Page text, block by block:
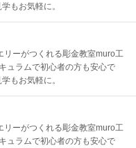
もお気軽に。
リーがつくれる彫金教室muro工
ュラムで初心者の方も安心で
もお気軽に。
リーがつくれる彫金教室muro工
ュラムで初心者の方も安心で